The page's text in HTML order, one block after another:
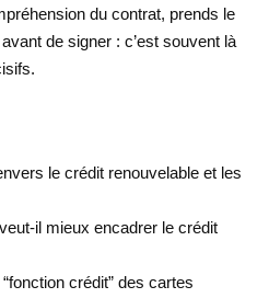
du contrat, prends le
de signer : c’est souvent là
le crédit renouvelable et les
il mieux encadrer le crédit
crédit” des cartes